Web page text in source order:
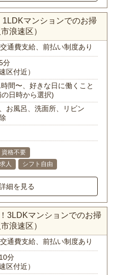
マンションでのお掃
浪速区）
交通費支給、前払い制度あり
分
区付近）
間〜、好きな日に働くこと
日時から選択)
お風呂、洗面所、リビン
資格不要
人 シフト自由
細を見る
3LDKマンションでのお掃
浪速区）
交通費支給、前払い制度あり
分
区付近）